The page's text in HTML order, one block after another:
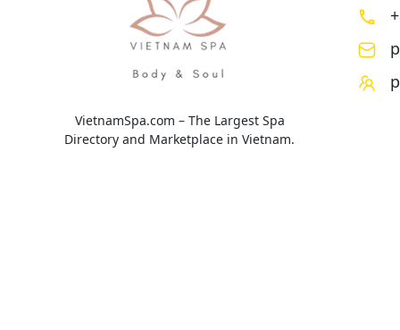
VietnamSpa.com – The Largest Spa
Directory and Marketplace in Vietnam.